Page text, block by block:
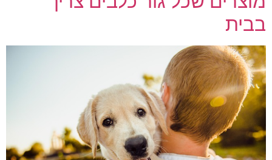
בבית